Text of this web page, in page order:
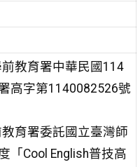
教育署中華民國114
高字第1140082526號
育署委託國立臺灣師
「Cool English普技高